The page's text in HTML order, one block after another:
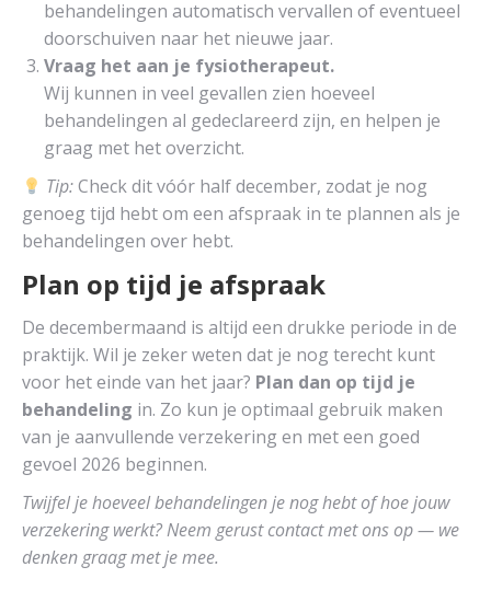
behandelingen automatisch vervallen of eventueel
doorschuiven naar het nieuwe jaar.
Vraag het aan je fysiotherapeut.
Wij kunnen in veel gevallen zien hoeveel
behandelingen al gedeclareerd zijn, en helpen je
graag met het overzicht.
Tip:Check dit vóór half december, zodat je nog
genoeg tijd hebt om een afspraak in te plannen als je
behandelingen over hebt.
Plan op tijd je afspraak
De decembermaand is altijd een drukke periode in de
praktijk. Wil je zeker weten dat je nog terecht kunt
voor het einde van het jaar? Plan dan op tijd je
behandeling in. Zo kun je optimaal gebruik maken
van je aanvullende verzekering en met een goed
gevoel 2026 beginnen.
Twijfel je hoeveel behandelingen je nog hebt of hoe jouw
verzekering werkt? Neem gerust contact met ons op — we
denken graag met je mee.